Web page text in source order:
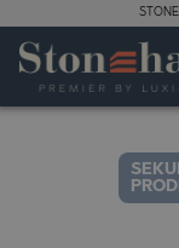
SPECIFIKACE